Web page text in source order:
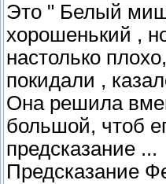
Это " Белый
хорошенький ,
настолько
покидали ,
Она решила
большой, чтоб
предсказание ...
Предсказание